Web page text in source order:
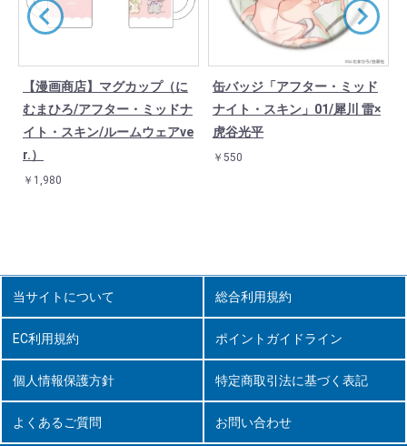
【漫画商店】マグカップ（に
むまひろ/アフター・ミッドナ
イト・スキン/ルームウェアve
r.）
￥1,980
缶バッジ「アフター・ミッド
ナイト・スキン」01/犀川 雷×
虎谷光平
￥550
当サイトについて 総合利用規約
EC利用規約 ポイントガイドライン
個人情報保護方針 特定商取引法に基づく表記
よくあるご質問 お問い合わせ